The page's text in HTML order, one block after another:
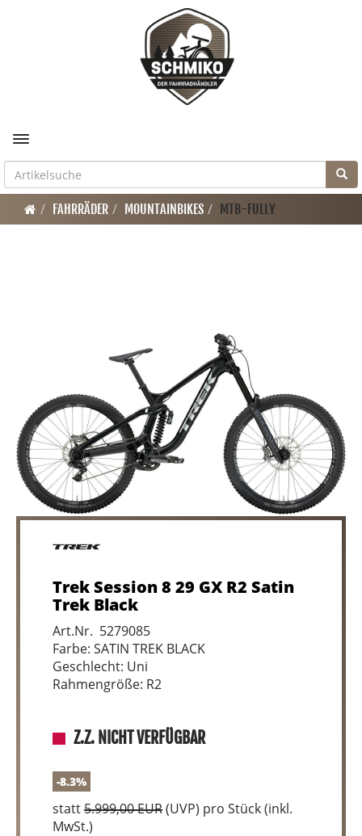
Toggle navigation
FAHRRÄDER MOUNTAINBIKES MTB-FULLY
Trek Session 8 29 GX R2 Satin
Trek Black
Art.Nr. 5279085
Farbe: SATIN TREK BLACK
Geschlecht: Uni
Rahmengröße: R2
Z.Z. NICHT VERFÜGBAR
-8.3%
statt5.999,00 EUR(UVP) pro Stück (inkl.
MwSt.)